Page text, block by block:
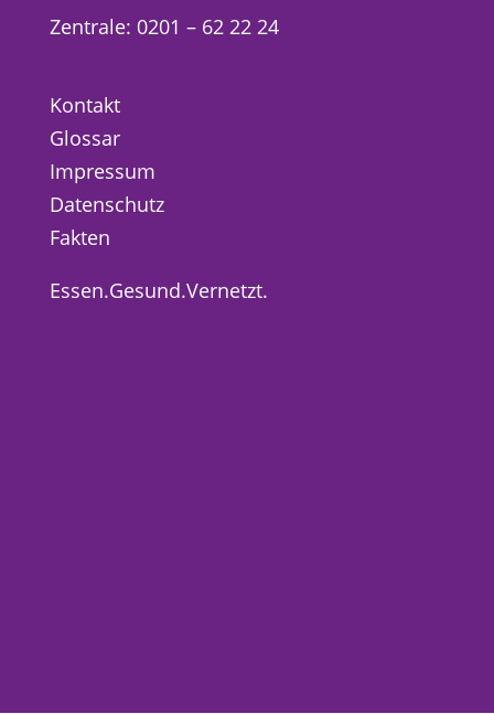
Zentrale: 0201 – 62 22 24
Kontakt
Glossar
Impressum
Datenschutz
Fakten
Essen.Gesund.Vernetzt.